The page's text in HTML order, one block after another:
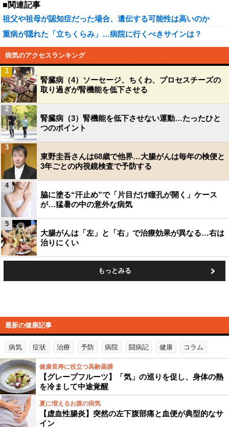
■関連記事
祖父や祖母が認知症だった場合、遺伝する可能性は高いのか
重病が隠れた「立ちくらみ」…病院に行くべきサインは？
病気のアクセスランキング
腎臓病（4）ソーセージ、ちくわ、プロセスチーズの
取り過ぎが腎機能を低下させる
1
腎臓病（3）腎機能を低下させない運動…たったひと
つのポイント
2
東野圭吾さんは68歳で他界…大腸がんは毎年の検便と
3年ごとの内視鏡検査で予防する
3
脇に塗る“汗止め”で「片目だけ瞳孔が開く」ケース
が…猛暑の中の意外な病気
4
大腸がんは「左」と「右」で治療効果が異なる…右は
治りにくい
5
もっとみる
最新の健康記事
病気 症状 治療 予防 病院 闘病記 健康 コラム
健康長寿に役立つ高齢薬膳
【グレープフルーツ】「気」の巡りを促し、身体の熱
を冷まして中途覚醒
夏に増えるお腹の病気
【虚血性腸炎】突然の左下腹部痛と血便が典型的なサ
イン